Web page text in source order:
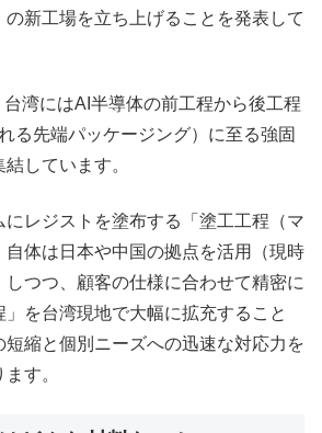
新工場を立ち上げることを発表して
湾にはAI半導体の前工程から後工程
る先端パッケージング）に至る強固
しています。
レジストを塗布する「塗工工程（マ
自体は日本や中国の拠点を活用（現時
しつつ、顧客の仕様に合わせて精密に
を台湾現地で大幅に拡充すること
短縮と個別ニーズへの迅速な対応力を
す。